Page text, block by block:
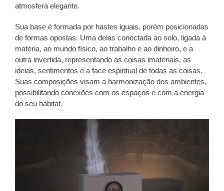
atmosfera elegante.
Sua base é formada por hastes iguais, porém posicionadas
de formas opostas. Uma delas conectada ao solo, ligada à
matéria, ao mundo físico, ao trabalho e ao dinheiro, e a
outra invertida, representando as coisas imateriais, as
ideias, sentimentos e a face espiritual de todas as coisas.
Suas composições visam a harmonização dos ambientes,
possibilitando conexões com os espaços e com a energia
do seu habitat.